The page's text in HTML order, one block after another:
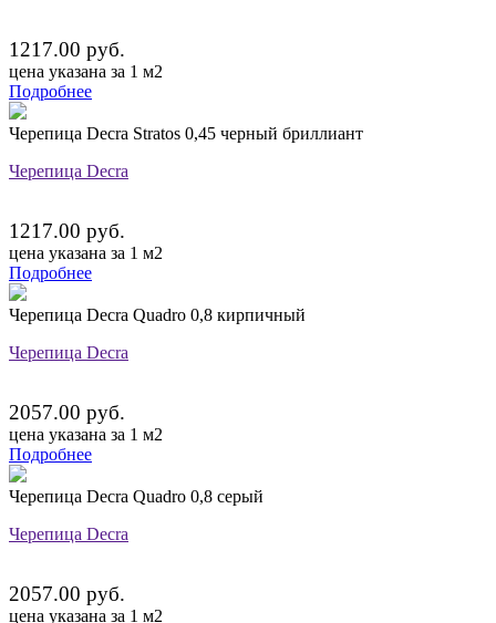
1217.00 руб.
цена указана за 1 м2
Подробнее
Черепица Decra Stratos 0,45 черный бриллиант
Черепица Decra
1217.00 руб.
цена указана за 1 м2
Подробнее
Черепица Decra Quadro 0,8 кирпичный
Черепица Decra
2057.00 руб.
цена указана за 1 м2
Подробнее
Черепица Decra Quadro 0,8 серый
Черепица Decra
2057.00 руб.
цена указана за 1 м2